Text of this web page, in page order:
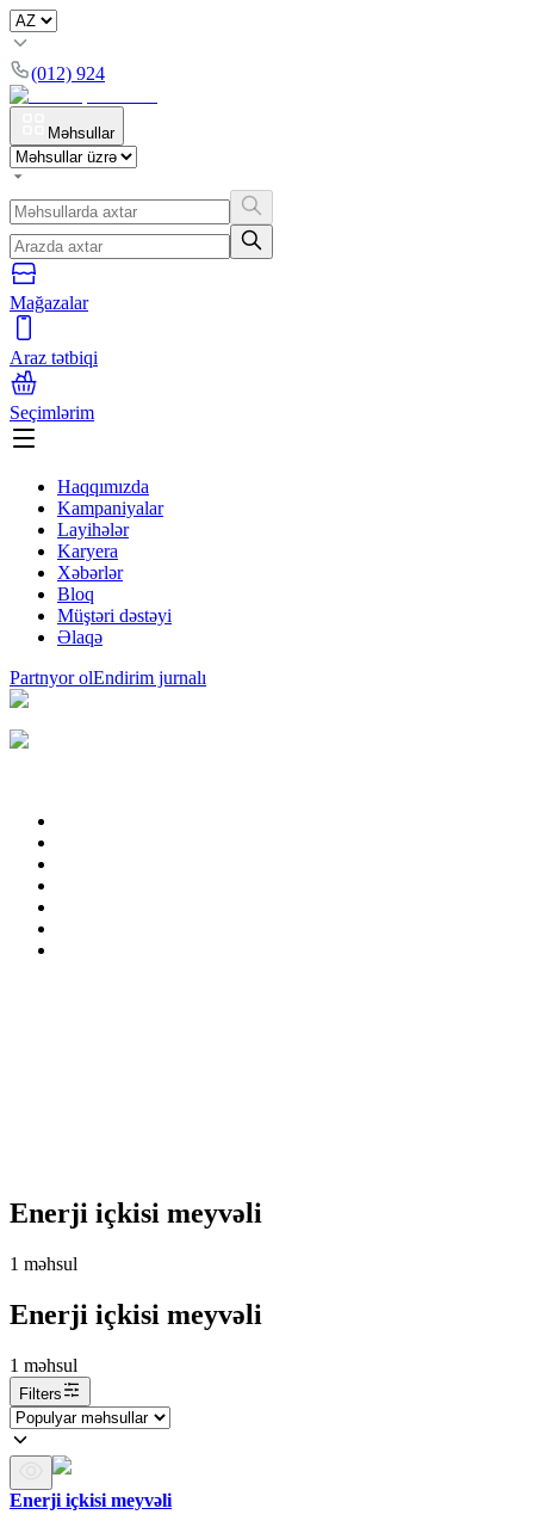
(012) 924
Məhsullar
Mağazalar
Araz tətbiqi
Seçimlərim
Haqqımızda
Kampaniyalar
Layihələr
Karyera
Xəbərlər
Bloq
Müştəri dəstəyi
Əlaqə
Partnyor olEndirim jurnalı
Enerji içkisi meyvəli
1 məhsul
Enerji içkisi meyvəli
1 məhsul
Filters
Enerji içkisi meyvəli